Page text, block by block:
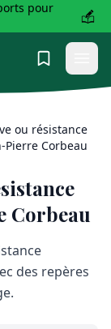
pour
ou résistance
Pierre Corbeau
Corbeau
des repères